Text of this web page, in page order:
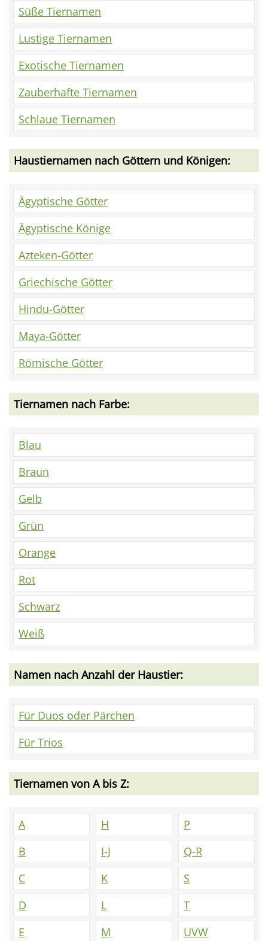
Süße Tiernamen
Lustige Tiernamen
Exotische Tiernamen
Zauberhafte Tiernamen
Schlaue Tiernamen
Haustiernamen nach Göttern und Königen:
Ägyptische Götter
Ägyptische Könige
Azteken-Götter
Griechische Götter
Hindu-Götter
Maya-Götter
Römische Götter
Tiernamen nach Farbe:
Blau
Braun
Gelb
Grün
Orange
Rot
Schwarz
Weiß
Namen nach Anzahl der Haustier:
Für Duos oder Pärchen
Für Trios
Tiernamen von A bis Z:
A
B
C
D
E
H
I-J
K
L
M
P
Q-R
S
T
UVW